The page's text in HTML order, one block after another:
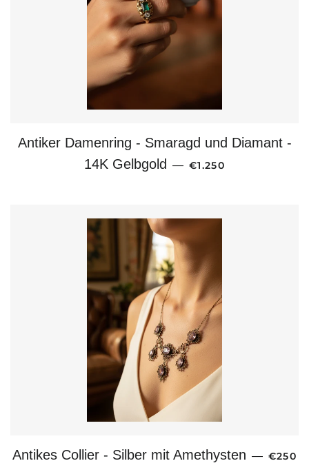
Antiker Damenring - Smaragd und Diamant -
14K Gelbgold
— NORMALER PREIS
€1.250
Antikes Collier - Silber mit Amethysten — €250